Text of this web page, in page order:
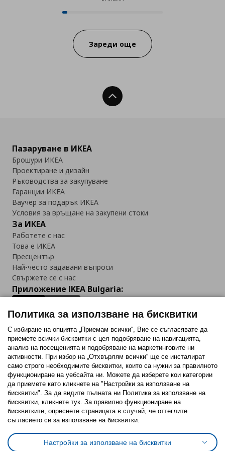
Progress:
Зареди още
Нагоре
Пазаруване в ИКЕА
Брошури ИКЕА
Проектиране и дизайн
Ръководства за закупуване
Гаранции ИКЕА
Ваучер за подарък ИКЕА
Условия за връщане на закупени стоки
За ИКЕА
Работете с нас
Това е ИКЕА
Пресцентър
Най-често задавани въпроси
Свържете се с нас
Приложение IKEA Bulgaria:
Последвайте ни:
FacebookTwitterYoutubePinterestInstagram
Политика за използване на бисквитки (Cookies)
Избор на настройки за използване на бисквитки
Условия за ползване на ikea.bgОбща политика за личните данни
Политика за използване на бисквитки
С избиране на опцията „Приемам всички“, Вие се съгласявате да
приемете всички бисквитки с цел подобряване на навигацията,
анализ на посещенията и подобряване на маркетинговите ни
активности. При избор на „Отхвърлям всички“ ще се инсталират
само строго необходимитe бисквитки, които са нужни за правилното
функциониране на уебсайта ни. Можете да изберете кои категории
да приемете като кликнете на "Настройки за използване на
бисквитки". За да видите пълната ни Политика за използване на
бисквитки, кликнете тук. За правилно функциониране на
бисквитките, опреснете страницата в случай, че оттеглите
съгласието си за използване на бисквитки.
Настройки за използване на бисквитки